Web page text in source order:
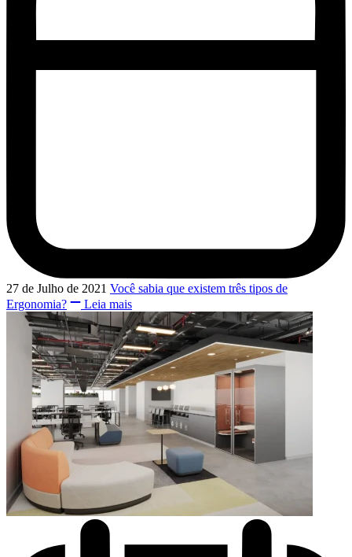
27 de Julho de 2021 Você sabia que existem três tipos de
Ergonomia?
Leia mais